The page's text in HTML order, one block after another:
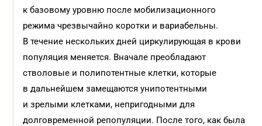
к базовому уровню после мобилизационного
режима чрезвычайно коротки и вариабельны.
В течение нескольких дней циркулирующая в крови
популяция меняется. Вначале преобладают
стволовые и полипотентные клетки, которые
в дальнейшем замещаются унипотентными
и зрелыми клетками, непригодными для
долговременной репопуляции. После того, как была